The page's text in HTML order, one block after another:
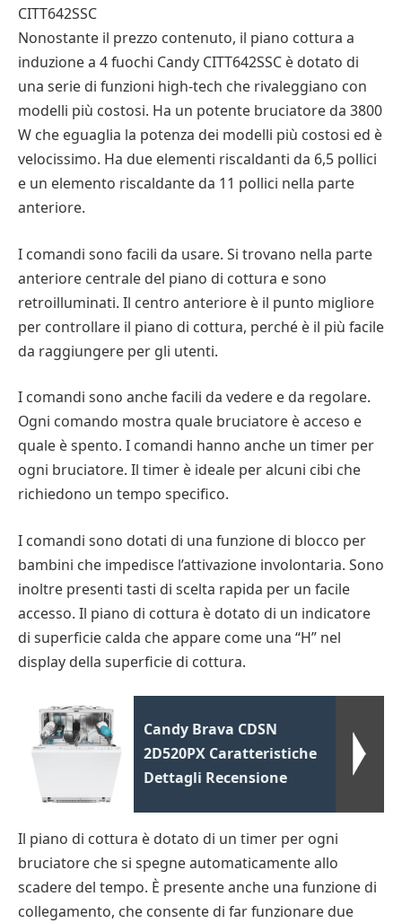
CITT642SSC
Nonostante il prezzo contenuto, il piano cottura a
induzione a 4 fuochi Candy CITT642SSC è dotato di
una serie di funzioni high-tech che rivaleggiano con
modelli più costosi. Ha un potente bruciatore da 3800
W che eguaglia la potenza dei modelli più costosi ed è
velocissimo. Ha due elementi riscaldanti da 6,5 pollici
e un elemento riscaldante da 11 pollici nella parte
anteriore.
I comandi sono facili da usare. Si trovano nella parte
anteriore centrale del piano di cottura e sono
retroilluminati. Il centro anteriore è il punto migliore
per controllare il piano di cottura, perché è il più facile
da raggiungere per gli utenti.
I comandi sono anche facili da vedere e da regolare.
Ogni comando mostra quale bruciatore è acceso e
quale è spento. I comandi hanno anche un timer per
ogni bruciatore. Il timer è ideale per alcuni cibi che
richiedono un tempo specifico.
I comandi sono dotati di una funzione di blocco per
bambini che impedisce l’attivazione involontaria. Sono
inoltre presenti tasti di scelta rapida per un facile
accesso. Il piano di cottura è dotato di un indicatore
di superficie calda che appare come una “H” nel
display della superficie di cottura.
Candy Brava CDSN
2D520PX Caratteristiche
Dettagli Recensione
Il piano di cottura è dotato di un timer per ogni
bruciatore che si spegne automaticamente allo
scadere del tempo. È presente anche una funzione di
collegamento, che consente di far funzionare due